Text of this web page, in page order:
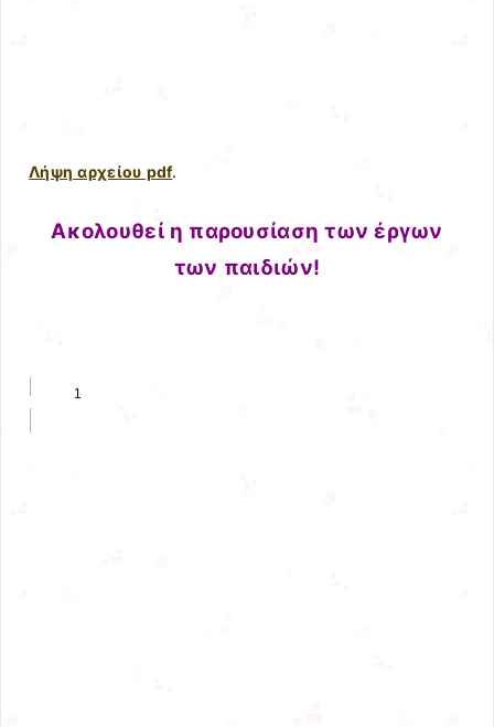
Λήψη αρχείου pdf.
Ακολουθεί η παρουσίαση των έργων
των παιδιών!